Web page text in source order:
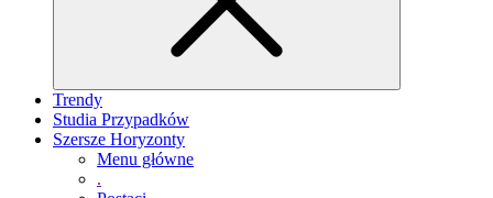
Trendy
Studia Przypadków
Szersze Horyzonty
Menu główne
.